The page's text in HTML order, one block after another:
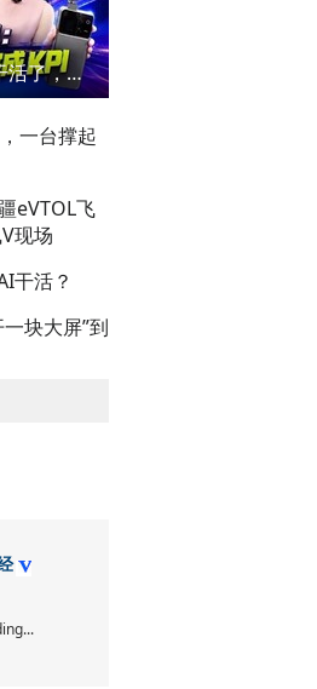
世界人工智能大会：AI开始干活了，但到底干的怎么样？萌新闯WAIC
一台撑起
eVTOL飞
现场
干活？
块大屏”到